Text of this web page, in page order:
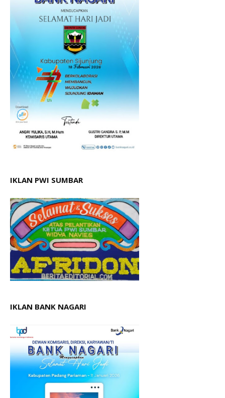
IKLAN PWI SUMBAR
IKLAN BANK NAGARI